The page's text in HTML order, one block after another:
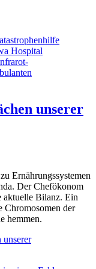
Hospital
unserer
Ernährungssystemen
Der Chefökonom
aktuelle Bilanz. Ein
Chromosomen der
hemmen.
unserer